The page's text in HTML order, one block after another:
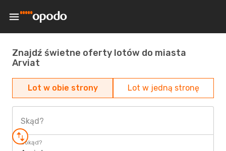
Znajdź świetne oferty lotów do miasta
Arviat
Lot w obie strony Lot w jedną stronę
Skąd?
Dokąd?